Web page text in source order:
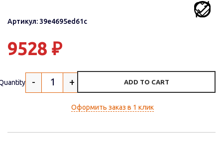
Артикул: 39e4695ed61c
9528 ₽
- + ADD TO CART
Оформить заказ в 1 клик